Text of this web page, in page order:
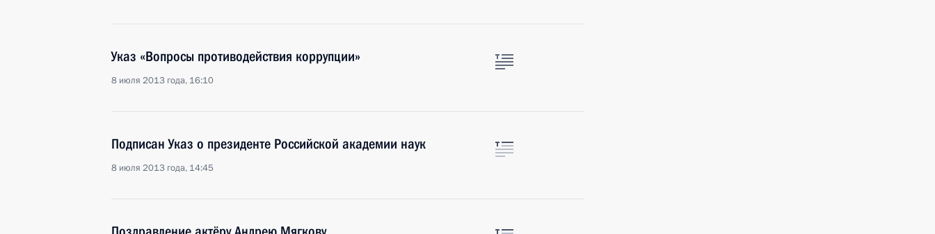
Указ «Вопросы противодействия коррупции»
8 июля 2013 года, 16:10
Подписан Указ о президенте Российской академии наук
8 июля 2013 года, 14:45